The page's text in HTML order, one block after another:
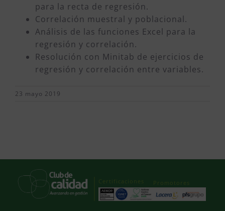
para la recta de regresión.
Correlación muestral y poblacional.
Análisis de las funciones Excel para la
regresión y correlación.
Resolución con Minitab de ejercicios de
regresión y correlación entre variables.
23 mayo 2019
Certificaciones Promotores